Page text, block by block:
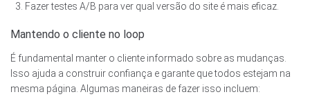
Fazer testes A/B para ver qual versão do site é mais eficaz.
Mantendo o cliente no loop
É fundamental manter o cliente informado sobre as mudanças.
Isso ajuda a construir confiança e garante que todos estejam na
mesma página. Algumas maneiras de fazer isso incluem: